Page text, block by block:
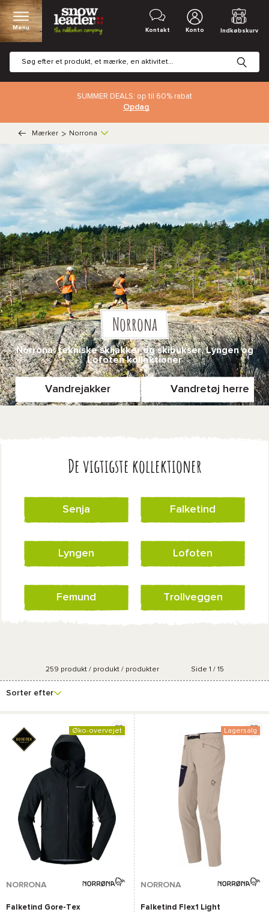
Menu Kontakt Konto Indkøbskurv
SUMMER DEALS: op til 60% rabat
Opdag
Mærker > Norrona
Norrona
Norrona: tekniske skijakker og skibukser, Lyngen og
Lofoten kollektioner
Vandrejakker Vandretøj herre
De vigtigste kollektioner
Senja Falketind
Lyngen Lofoten
Femund Trollveggen
Pris Køn Størrelse
flere
259 produkt / produkt / produkter Side 1 / 15
Sorter efter
Øko-overvejet
NORRONA
Falketind Gore-Tex
Lagersalg
NORRONA
Falketind Flex1 Light